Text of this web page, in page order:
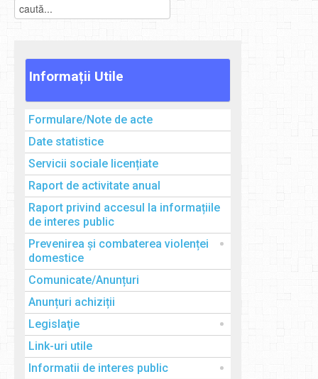
Informații Utile
Formulare/Note de acte
Date statistice
Servicii sociale licențiate
Raport de activitate anual
Raport privind accesul la informațiile
de interes public
Prevenirea și combaterea violenței
domestice
Comunicate/Anunțuri
Anunțuri achiziții
Legislaţie
Link-uri utile
Informatii de interes public